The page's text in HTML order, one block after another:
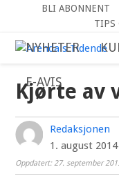
BLI ABONNENT
TIPS
NYHETER
E-AVIS
Kjørte av
Redaksjonen
1. august
Oppdatert: 27. september